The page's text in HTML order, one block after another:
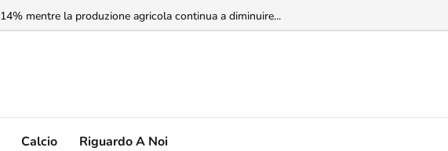
il Kosovo, ma l'Albania potrebbe riconoscere la Serbia nel cuore della storia albanese...
Calcio Riguardo A Noi